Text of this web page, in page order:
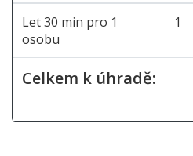
Let 30 min pro 1
osobu
1
Celkem k úhradě: